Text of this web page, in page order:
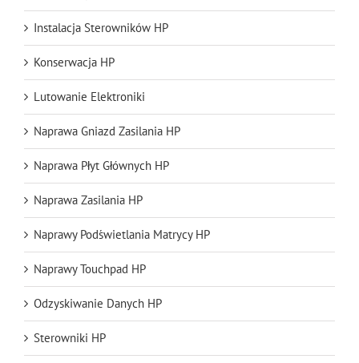
Instalacja Sterowników HP
Konserwacja HP
Lutowanie Elektroniki
Naprawa Gniazd Zasilania HP
Naprawa Płyt Głównych HP
Naprawa Zasilania HP
Naprawy Podświetlania Matrycy HP
Naprawy Touchpad HP
Odzyskiwanie Danych HP
Sterowniki HP